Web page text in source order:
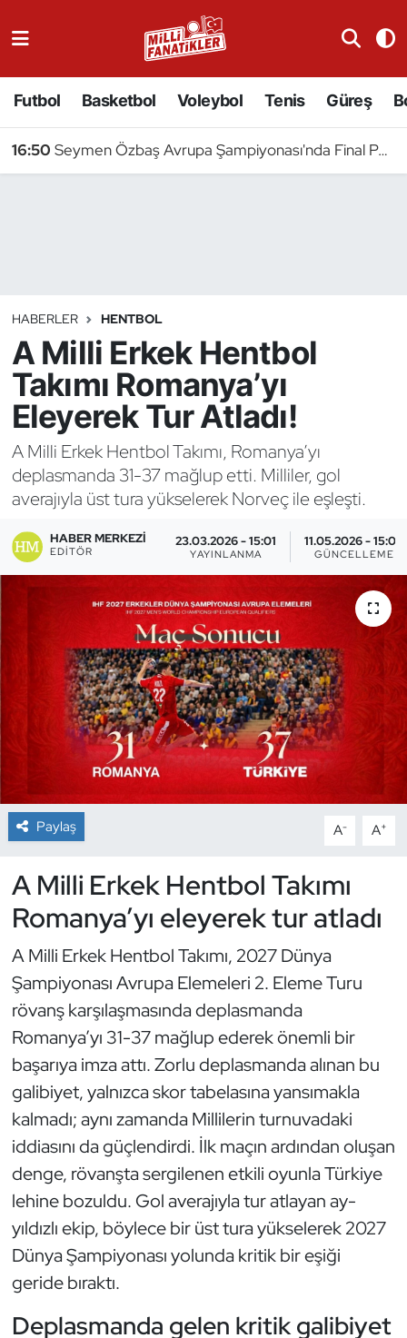
Futbol Basketbol Voleybol Tenis Güreş
16:50 Seymen Özbaş Avrupa Şampiyonası'nda Final Peşinde
HABERLER HENTBOL
A Milli Erkek Hentbol
Takımı Romanya’yı
Eleyerek Tur Atladı!
A Milli Erkek Hentbol Takımı, Romanya’yı
deplasmanda 31-37 mağlup etti. Milliler, gol
averajıyla üst tura yükselerek Norveç ile eşleşti.
HABER MERKEZI
EDITÖR
23.03.2026 - 15:01
YAYINLANMA
11.05.2026 - 15:03
GÜNCELLEME
Paylaş A- A+
A Milli Erkek Hentbol Takımı
Romanya’yı eleyerek tur atladı
A Milli Erkek Hentbol Takımı, 2027 Dünya
Şampiyonası Avrupa Elemeleri 2. Eleme Turu
rövanş karşılaşmasında deplasmanda
Romanya’yı 31-37 mağlup ederek önemli bir
başarıya imza attı. Zorlu deplasmanda alınan bu
galibiyet, yalnızca skor tabelasına yansımakla
kalmadı; aynı zamanda Millilerin turnuvadaki
iddiasını da güçlendirdi. İlk maçın ardından oluşan
denge, rövanşta sergilenen etkili oyunla Türkiye
lehine bozuldu. Gol averajıyla tur atlayan ay-
yıldızlı ekip, böylece bir üst tura yükselerek 2027
Dünya Şampiyonası yolunda kritik bir eşiği
geride bıraktı.
Deplasmanda gelen kritik galibiyet
Badminton
Binicilik
Bisiklet
Bocce Bowling Dart
Boks
Briç
Buz Hokeyi
Çim Hokeyi
Cimnastik
Curling
Dağcılık
Dövüş Sanatı
E-Spor
Eskrim
Futbol
Futsal
Genel
Golf
Güreş
Halter
Hava Sporları